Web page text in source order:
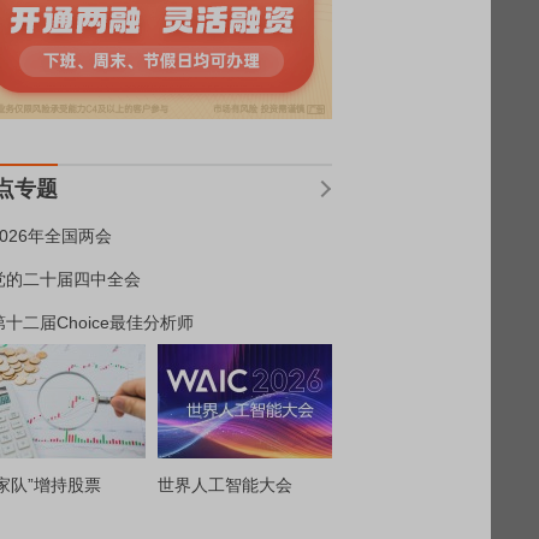
专题
年全国两会
的二十届四中全会
十二届Choice最佳分析师
队”增持股票 世界人工智能大会